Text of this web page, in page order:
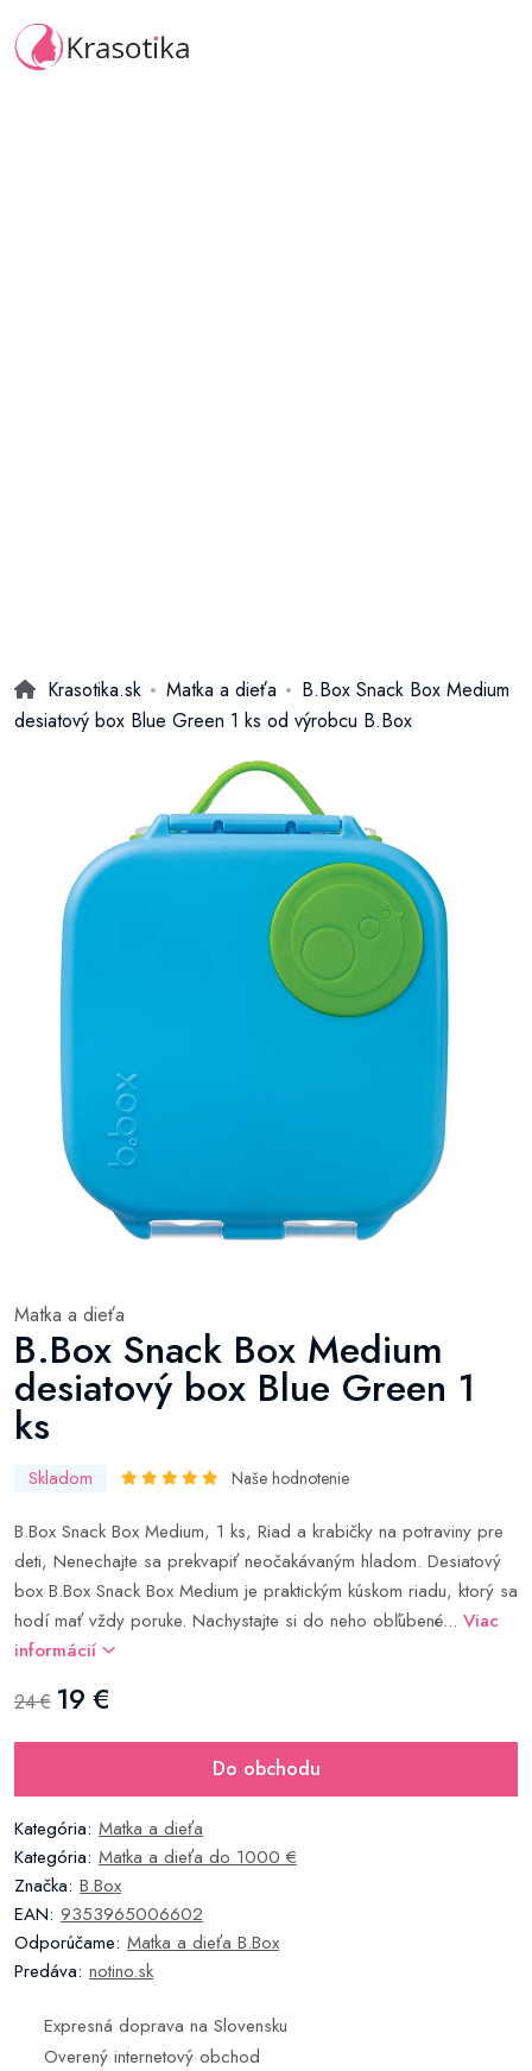
Krasotika.sk Matka a dieťa
B.Box Snack Box Medium
desiatový box Blue Green 1 ks od výrobcu B.Box
Matka a dieťa
B.Box Snack Box Medium
desiatový box Blue Green 1
ks
Skladom Naše hodnotenie
B.Box Snack Box Medium, 1 ks, Riad a krabičky na potraviny pre
deti, Nenechajte sa prekvapiť neočakávaným hladom. Desiatový
box B.Box Snack Box Medium je praktickým kúskom riadu, ktorý sa
hodí mať vždy poruke. Nachystajte si do neho obľúbené... Viac
informácií
24 € 19 €
Do obchodu
Kategória: Matka a dieťa
Kategória: Matka a dieťa do 1000 €
Značka: B.Box
EAN: 9353965006602
Odporúčame: Matka a dieťa B.Box
Predáva: notino.sk
Expresná doprava na Slovensku
Overený internetový obchod